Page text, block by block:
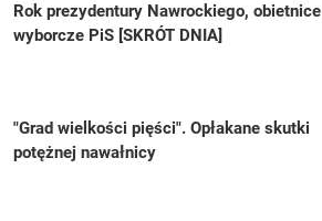
Rok prezydentury Nawrockiego, obietnice
wyborcze PiS [SKRÓT DNIA]
"Grad wielkości pięści". Opłakane skutki
potężnej nawałnicy